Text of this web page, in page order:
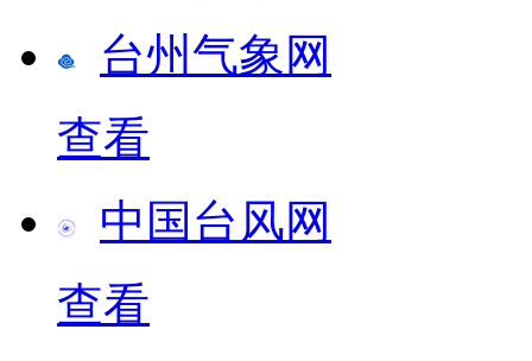
台州气象网
查看
中国台风网
查看